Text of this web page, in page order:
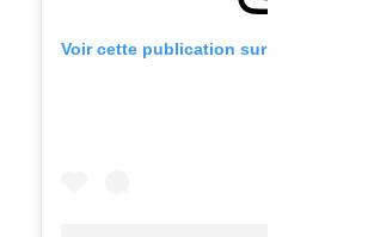
Voir cette publication sur Instagram